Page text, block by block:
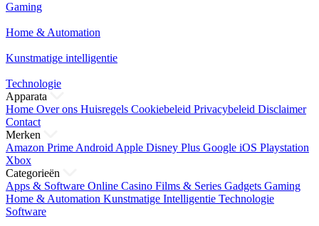
Gaming
Home & Automation
Kunstmatige intelligentie
Technologie
Apparata
Home Over ons Huisregels Cookiebeleid Privacybeleid Disclaimer
Contact
Merken
Amazon Prime Android Apple Disney Plus Google iOS Playstation
Xbox
Categorieën
Apps & Software Online Casino Films & Series Gadgets Gaming
Home & Automation Kunstmatige Intelligentie Technologie
Software